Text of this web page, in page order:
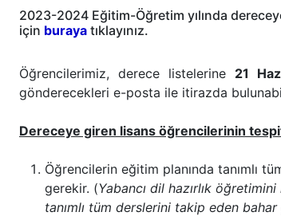
2023-2024 Eğitim-Öğretim yılında
için buraya tıklayınız.
Öğrencilerimiz, derece listelerine 21
gönderecekleri e-posta ile itirazda
Dereceye giren lisans öğrencilerinin
Öğrencilerin eğitim planında tanımlı
gerekir. (Yabancı dil hazırlık
tanımlı tüm derslerini takip eden